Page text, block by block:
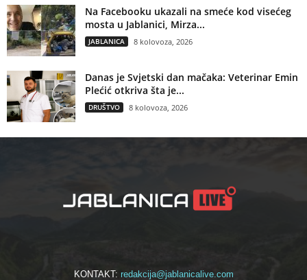
Na Facebooku ukazali na smeće kod visećeg
mosta u Jablanici, Mirza...
JABLANICA 8 kolovoza, 2026
Danas je Svjetski dan mačaka: Veterinar Emin
Plećić otkriva šta je...
DRUŠTVO 8 kolovoza, 2026
KONTAKT: redakcija@jablanicalive.com